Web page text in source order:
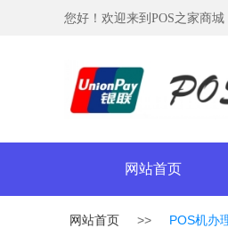
您好！欢迎来到POS之家商城
网站首页
网站首页 >> POS机办